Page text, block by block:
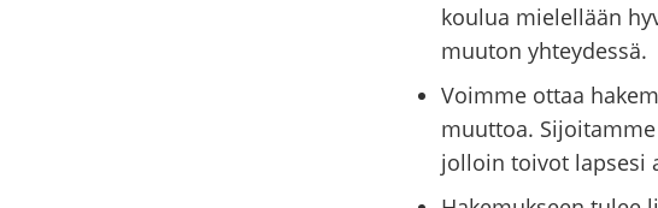
koulua mielellään
muuton yhteydessä.
Voimme ottaa
muuttoa.
jolloin toivot lapsesi